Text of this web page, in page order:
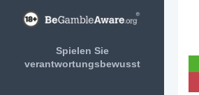
Spielen Sie
verantwortungsbewusst